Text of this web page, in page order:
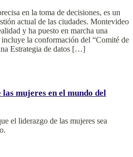
en la toma de decisiones, es un
actual de las ciudades. Montevideo
y ha puesto en marcha una
la conformación del “Comité de
Estrategia de datos […]
mujeres en el mundo del
el liderazgo de las mujeres sea